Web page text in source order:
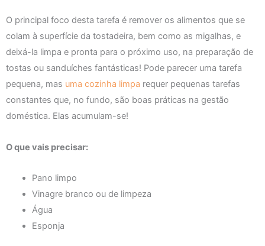
O principal foco desta tarefa é remover os alimentos que se
colam à superfície da tostadeira, bem como as migalhas, e
deixá-la limpa e pronta para o próximo uso, na preparação de
tostas ou sanduíches fantásticas! Pode parecer uma tarefa
pequena, mas uma cozinha limpa requer pequenas tarefas
constantes que, no fundo, são boas práticas na gestão
doméstica. Elas acumulam-se!
O que vais precisar:
Pano limpo
Vinagre branco ou de limpeza
Água
Esponja